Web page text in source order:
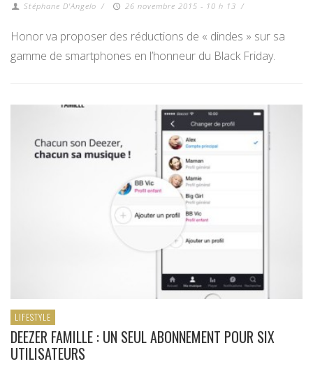
Stéphane D'Angelo / 26 novembre 2015 - 10 h 13 /
Honor va proposer des réductions de « dindes » sur sa
gamme de smartphones en l’honneur du Black Friday.
LIFESTYLE
DEEZER FAMILLE : UN SEUL ABONNEMENT POUR SIX
UTILISATEURS